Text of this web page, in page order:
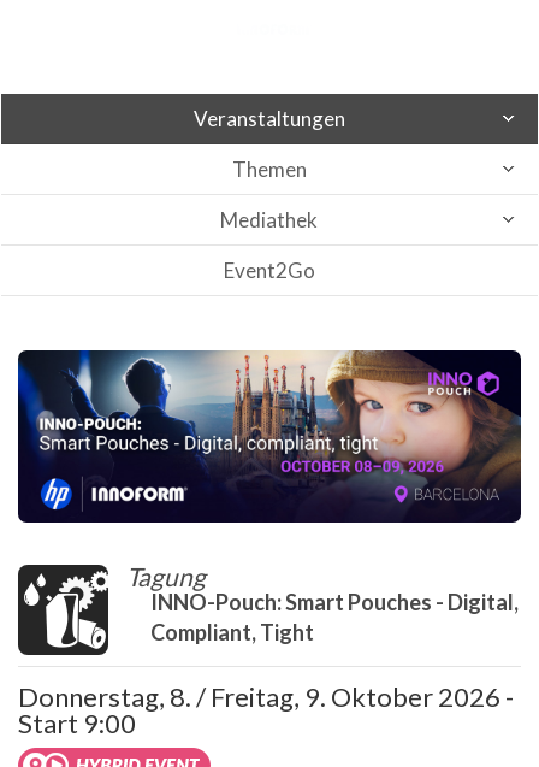
Veranstaltungen
Themen
Mediathek
Event2Go
Tagung
INNO-Pouch: Smart Pouches - Digital,
Compliant, Tight
Donnerstag, 8. / Freitag, 9. Oktober 2026 -
Start 9:00